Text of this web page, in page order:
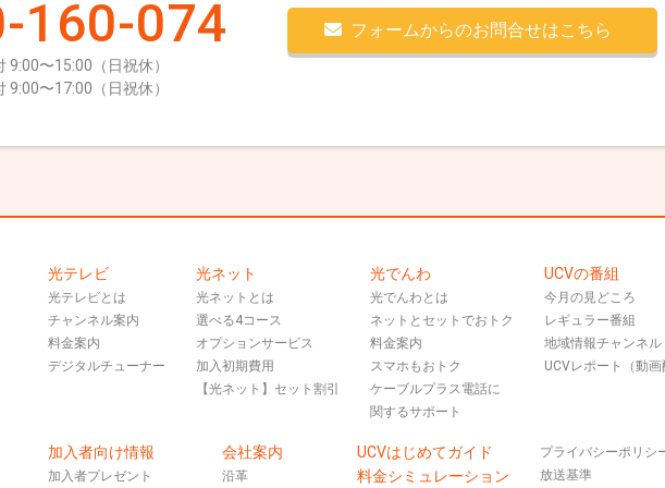
160-074
9:00〜15:00（日祝休）
9:00〜17:00（日祝休）
フォームからのお問合せはこちら
光テレビ
光テレビとは
チャンネル案内
料金案内
デジタルチューナー
光ネット
光ネットとは
選べる4コース
オプションサービス
加入初期費用
【光ネット】セット割引
光でんわ
光でんわとは
ネットとセットでおトク
料金案内
スマホもおトク
ケーブルプラス電話に
関するサポート
UCVの番組
今月の見どころ
レギュラー番組
地域情報チャンネル
UCVレポート（動画
加入者向け情報
加入者プレゼント
会社案内
沿革
UCVはじめてガイド
料金シミュレーション
プライバシーポリシ
放送基準